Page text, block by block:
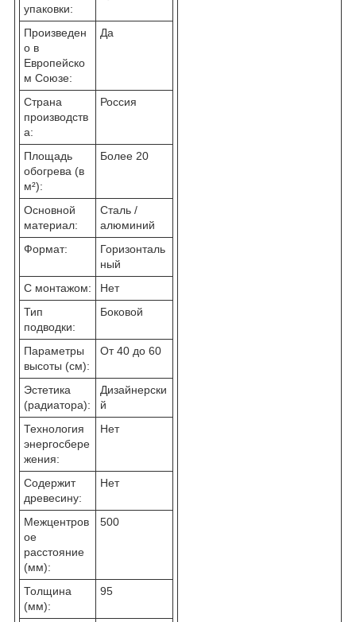
упаковки:
Произведен
о в
Европейско
м Союзе:
Да
Страна
производств
а:
Россия
Площадь
обогрева (в
м²):
Более 20
Основной
материал:
Сталь /
алюминий
Формат:
Горизонталь
ный
С монтажом:
Нет
Тип
подводки:
Боковой
Параметры
высоты (см):
От 40 до 60
Эстетика
(радиатора):
Дизайнерски
й
Технология
энергосбере
жения:
Нет
Содержит
древесину:
Нет
Межцентров
ое
расстояние
(мм):
500
Толщина
(мм):
95